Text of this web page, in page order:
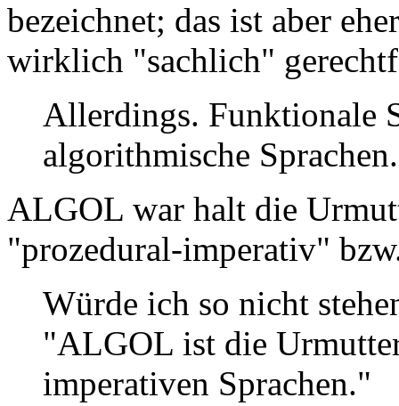
bezeichnet; das ist aber
wirklich "sachlich"
Allerdings. Funktionale
algorithmische Sprachen.
ALGOL war halt die
"prozedural-imperativ"
Würde ich so nicht
"ALGOL ist die
imperativen Sprachen."